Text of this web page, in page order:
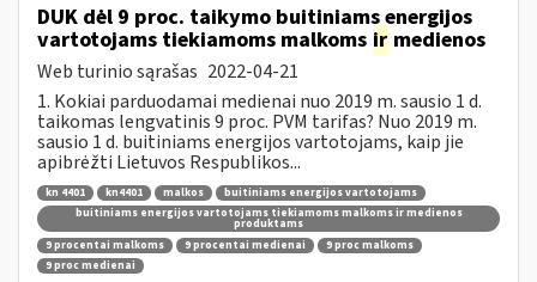
DUK dėl 9 proc. taikymo buitiniams energijos
vartotojams tiekiamoms malkoms ir medienos
Web turinio sąrašas 2022-04-21
1. Kokiai parduodamai medienai nuo 2019 m. sausio 1 d.
taikomas lengvatinis 9 proc. PVM tarifas? Nuo 2019 m.
sausio 1 d. buitiniams energijos vartotojams, kaip jie
apibrėžti Lietuvos Respublikos...
kn 4401 kn4401 malkos
buitiniams energijos vartotojams
buitiniams energijos vartotojams tiekiamoms malkoms ir medienos
produktams
9 procentai malkoms
9 procentai medienai
9 proc malkoms
9 proc medienai